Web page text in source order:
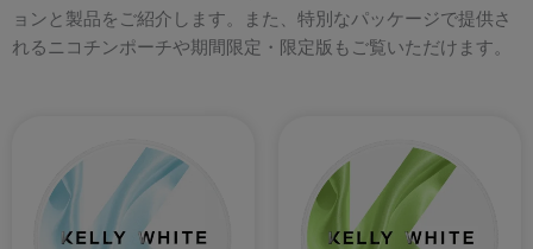
ョンと製品をご紹介します。また、特別なパッケージで提供さ
れるニコチンポーチや期間限定・限定版もご覧いただけます。